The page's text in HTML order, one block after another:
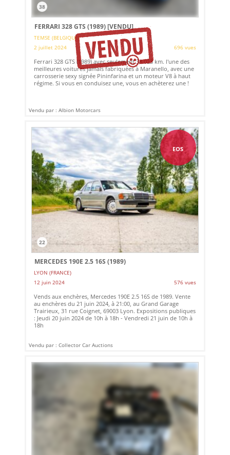
38
FERRARI 328 GTS (1989)[VENDU]
TEMSE (BELGIQUE)
2 juillet 2024
696 vues
Ferrari 328 GTS (1989) avec seulement 38.023 km. l'une des
meilleures voitures jamais fabriquées à Maranello, avec une
carrosserie sexy signée Pininfarina et un moteur V8 à haut
régime. Si vous en conduisez une, vous en achèterez une !
Vendu par : Albion Motorcars
EOS
22
MERCEDES 190E 2.5 16S (1989)
LYON (FRANCE)
12 juin 2024
576 vues
Vends aux enchères, Mercedes 190E 2.5 16S de 1989. Vente
au enchères du 21 juin 2024, à 21:00, au Grand Garage
Trairieux, 31 rue Coignet, 69003 Lyon. Expositions publiques
: Jeudi 20 juin 2024 de 10h à 18h - Vendredi 21 juin de 10h à
18h
Vendu par : Collector Car Auctions